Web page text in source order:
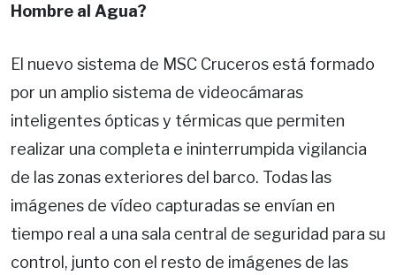
Hombre al Agua?
El nuevo sistema de MSC Cruceros está formado
por un amplio sistema de videocámaras
inteligentes ópticas y térmicas que permiten
realizar una completa e ininterrumpida vigilancia
de las zonas exteriores del barco. Todas las
imágenes de vídeo capturadas se envían en
tiempo real a una sala central de seguridad para su
control, junto con el resto de imágenes de las